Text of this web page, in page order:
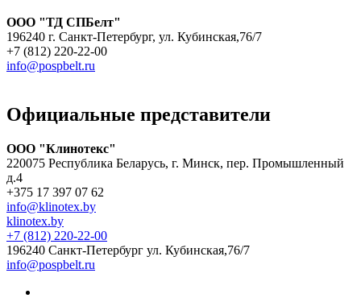
ООО "ТД СПБелт"
196240 г. Санкт-Петербург, ул. Кубинская,76/7
+7 (812) 220-22-00
info@pospbelt.ru
Официальные представители
ООО "Клинотекс"
220075 Республика Беларусь, г. Минск, пер. Промышленный
д.4
+375 17 397 07 62
info@klinotex.by
klinotex.by
+7 (812) 220-22-00
196240 Санкт-Петербург ул. Кубинская,76/7
info@pospbelt.ru